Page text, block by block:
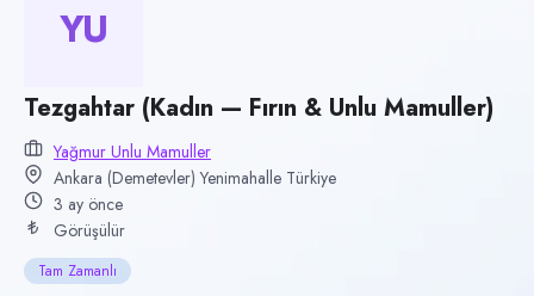
Çalışma şekli
Tam Zamanlı · Ofis
Yayın tarihi
24 Nisan 2026
Son geçerlilik
23 Temmuz 2026
Başvuru kanalları
WhatsApp, Telefon
YU
Tezgahtar (Kadın — Fırın & Unlu Mamuller)
Yağmur Unlu Mamuller
Ankara (Demetevler) Yenimahalle Türkiye
3 ay önce
Görüşülür
Tam Zamanlı